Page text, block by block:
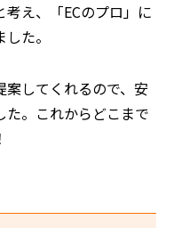
え、「ECのプロ」に
た。
案してくれるので、安
。これからどこまで